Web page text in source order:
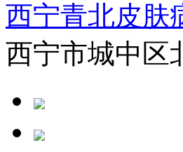
西宁青北皮肤
西宁市城中区